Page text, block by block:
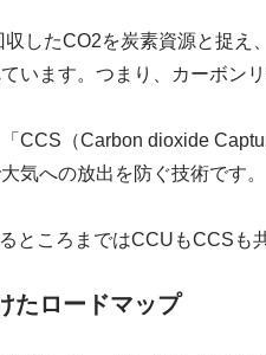
したCO2を炭素資源と捉え
います。つまり、カーボン
CCS（Carbon dioxide
気への放出を防ぐ技術です。
ところまではCCUもCCSも
たロードマップ